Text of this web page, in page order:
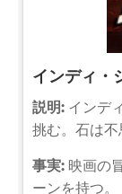
インディ・
説明: インデ
挑む。石は不
事実: 映画の
ーンを持つ。